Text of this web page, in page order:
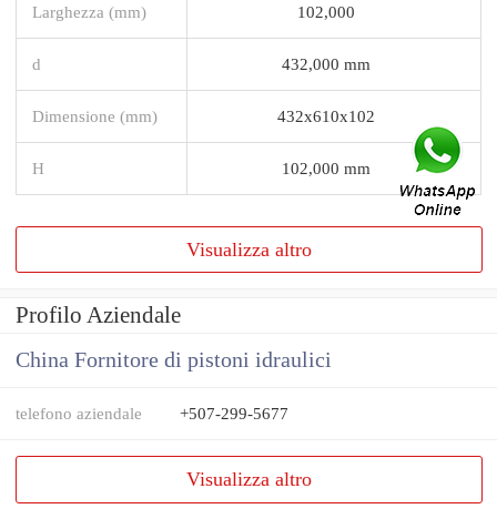
Larghezza (mm) 102,000
d 432,000 mm
Dimensione (mm) 432x610x102
H 102,000 mm
Visualizza altro
Profilo Aziendale
China Fornitore di pistoni idraulici
telefono aziendale +507-299-5677
Visualizza altro